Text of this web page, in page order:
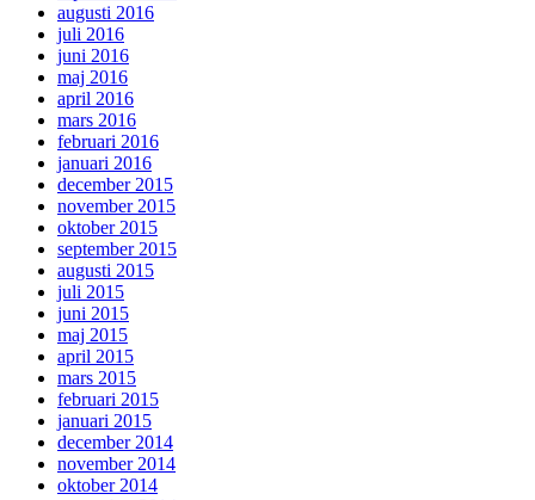
augusti 2016
juli 2016
juni 2016
maj 2016
april 2016
mars 2016
februari 2016
januari 2016
december 2015
november 2015
oktober 2015
september 2015
augusti 2015
juli 2015
juni 2015
maj 2015
april 2015
mars 2015
februari 2015
januari 2015
december 2014
november 2014
oktober 2014